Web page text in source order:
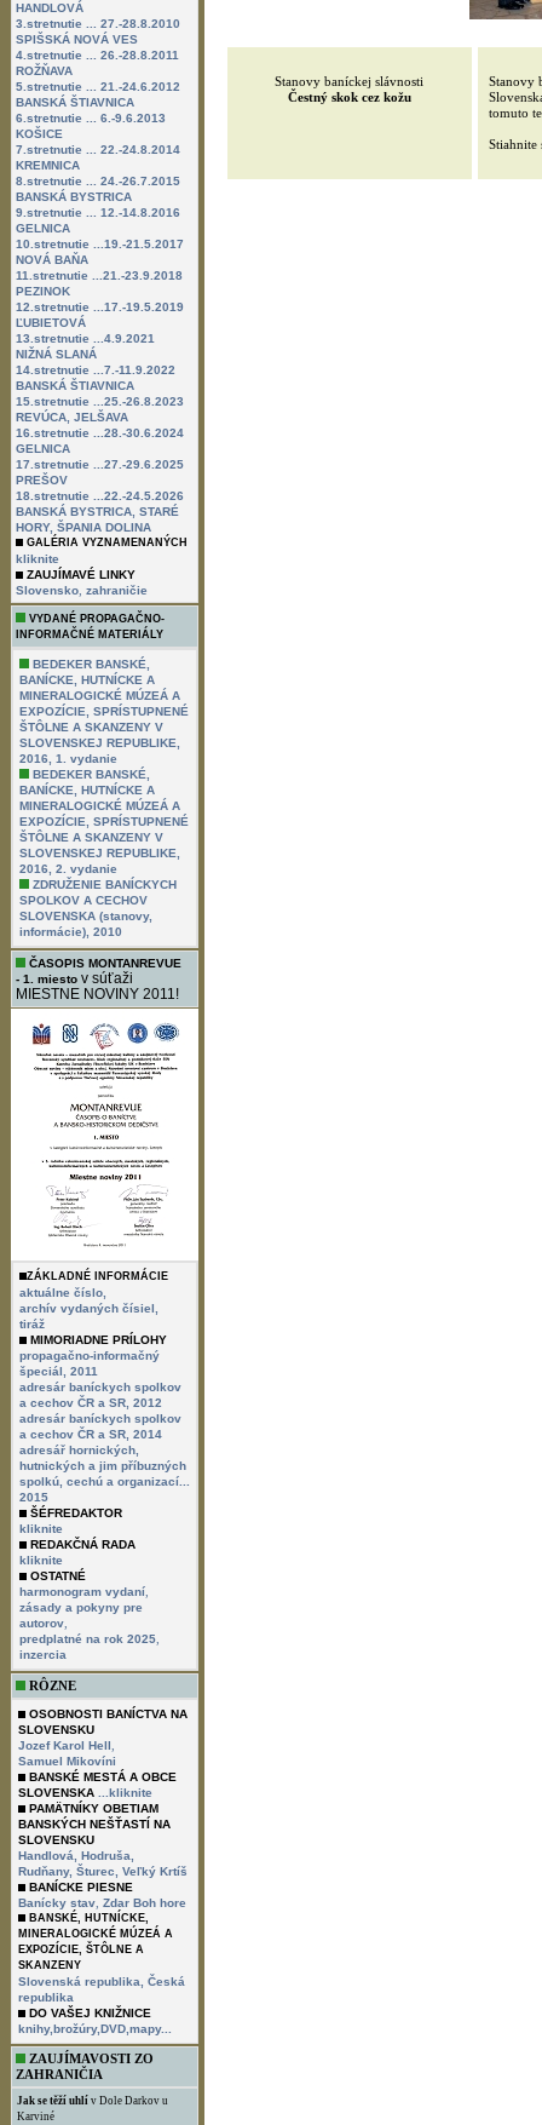
HANDLOVÁ
3.stretnutie ... 27.-28.8.2010
SPIŠSKÁ NOVÁ VES
4.stretnutie ... 26.-28.8.2011
ROŽŇAVA
5.stretnutie ... 21.-24.6.2012
BANSKÁ ŠTIAVNICA
6.stretnutie ... 6.-9.6.2013
KOŠICE
7.stretnutie ... 22.-24.8.2014
KREMNICA
8.stretnutie ... 24.-26.7.2015
BANSKÁ BYSTRICA
9.stretnutie ... 12.-14.8.2016
GELNICA
10.stretnutie ...19.-21.5.2017
NOVÁ BAŇA
11.stretnutie ...21.-23.9.2018
PEZINOK
12.stretnutie ...17.-19.5.2019
ĽUBIETOVÁ
13.stretnutie ...4.9.2021
NIŽNÁ SLANÁ
14.stretnutie ...7.-11.9.2022
BANSKÁ ŠTIAVNICA
15.stretnutie ...25.-26.8.2023
REVÚCA, JELŠAVA
16.stretnutie ...28.-30.6.2024
GELNICA
17.stretnutie ...27.-29.6.2025
PREŠOV
18.stretnutie ...22.-24.5.2026
BANSKÁ BYSTRICA, STARÉ
HORY, ŠPANIA DOLINA
GALÉRIA VYZNAMENANÝCH
kliknite
ZAUJÍMAVÉ LINKY
Slovensko zahraničie
VYDANÉ PROPAGAČNO-
INFORMAČNÉ MATERIÁLY
BEDEKER BANSKÉ,
BANÍCKE, HUTNÍCKE A
MINERALOGICKÉ MÚZEÁ A
EXPOZÍCIE, SPRÍSTUPNENÉ
ŠTÔLNE A SKANZENY V
SLOVENSKEJ REPUBLIKE,
2016, 1. vydanie
BEDEKER BANSKÉ,
BANÍCKE, HUTNÍCKE A
MINERALOGICKÉ MÚZEÁ A
EXPOZÍCIE, SPRÍSTUPNENÉ
ŠTÔLNE A SKANZENY V
SLOVENSKEJ REPUBLIKE,
2016, 2. vydanie
ZDRUŽENIE BANÍCKYCH
SPOLKOV A CECHOV
SLOVENSKA (stanovy,
informácie), 2010
ČASOPIS MONTANREVUE
- 1. miesto v súťaži
MIESTNE NOVINY 2011!
ZÁKLADNÉ INFORMÁCIE
aktuálne číslo,
archív vydaných čísiel,
tiráž
MIMORIADNE PRÍLOHY
propagačno-informačný
špeciál, 2011
adresár baníckych spolkov
a cechov ČR a SR, 2012
adresár baníckych spolkov
a cechov ČR a SR, 2014
adresář hornických,
hutnických a jim příbuzných
spolkú, cechú a organizací...
2015
ŠÉFREDAKTOR
kliknite
REDAKČNÁ RADA
kliknite
OSTATNÉ
harmonogram vydaní
zásady a pokyny pre
autorov
predplatné na rok 2025
inzercia
RÔZNE
OSOBNOSTI BANÍCTVA NA
SLOVENSKU
Jozef Karol Hell
Samuel Mikovíni
BANSKÉ MESTÁ A OBCE
SLOVENSKA
...kliknite
PAMÄTNÍKY OBETIAM
BANSKÝCH NEŠŤASTÍ NA
SLOVENSKU
Handlová,
Hodruša,
Rudňany, Šturec,
Veľký Krtíš
BANÍCKE PIESNE
Banícky stav Zdar Boh hore
BANSKÉ, HUTNÍCKE,
MINERALOGICKÉ MÚZEÁ A
EXPOZÍCIE, ŠTÔLNE A
SKANZENY
Slovenská republika,
Česká
republika
DO VAŠEJ KNIŽNICE
knihy,brožúry,DVD,mapy...
ZAUJÍMAVOSTI ZO
ZAHRANIČIA
Jak se těží uhlí v Dole Darkov u
Karviné
Stanovy baníckej slávnosti
Čestný skok cez kožu
Stanovy
tomuto
Stiahnite